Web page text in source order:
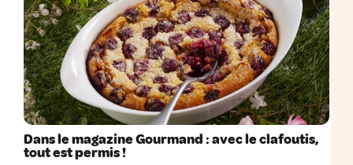
Dans le magazine Gourmand : avec le clafoutis,
tout est permis !